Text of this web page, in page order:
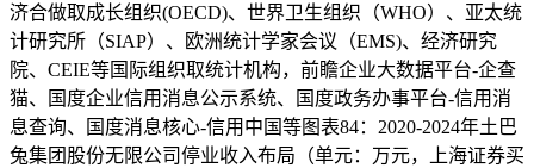
济合做取成长组织(OECD)、世界卫生组织（WHO）、亚太统
计研究所（SIAP）、欧洲统计学家会议（EMS)、经济研究
院、CEIE等国际组织取统计机构，前瞻企业大数据平台-企查
猫、国度企业信用消息公示系统、国度政务办事平台-信用消
息查询、国度消息核心-信用中国等图表84：2020-2024年土巴
兔集团股份无限公司停业收入布局（单元：万元，上海证券买